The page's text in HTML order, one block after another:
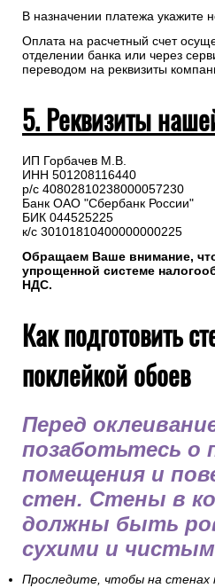
В назначении платежа укажите
Оплата на расчетный счет
отделении банка или через
переводом на реквизиты
5. Реквизиты
ИП Горбачев М.В.
ИНН 501208116440
р/с 40802810238000057230
Банк ОАО "Сбербанк России"
БИК 044525225
к/с 30101810400000000225
Обращаем Ваше внимание,
упрощенной системе
НДС.
Как подготовить
поклейкой обоев
Перед
позаботьтесь о
помещения и
стен. Стены в
должны быть
сухими и
Проследите, чтобы на стенах